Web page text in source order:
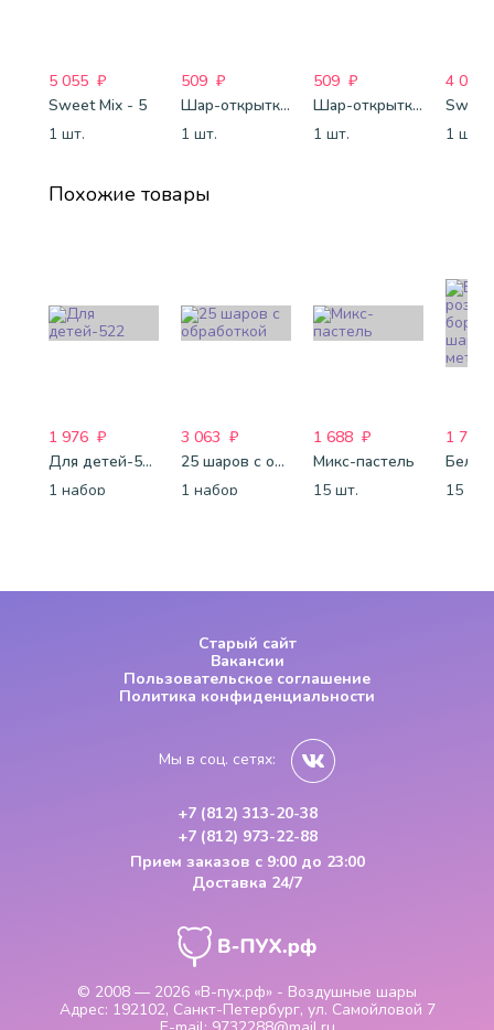
5 055 ₽
Sweet Mix - 5
1 шт.
509 ₽
Шар-открытка "Сердце" (45 см) - 2
1 шт.
509 ₽
Шар-открытка "Звезда" (45 см) - 1
1 шт.
4 088
1 шт.
Похожие товары
1 976 ₽
Для детей-522
1 набор
3 063 ₽
25 шаров с обработкой
1 набор
1 688 ₽
Микс-пастель
15 шт.
1 750
15 шт.
© 2008 — 2026 «В-пух.рф» - Воздушные шары
Адрес: 192102, Санкт-Петербург, ул. Самойловой 7
Старый сайт
Вакансии
Пользовательское соглашение
Политика конфиденциальности
Мы в соц. сетях:
+7 (812) 313-20-38
+7 (812) 973-22-88
Прием заказов с 9:00 до 23:00
Доставка 24/7